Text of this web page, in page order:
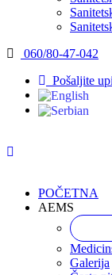
060/80-47-042
Pošaljite
POČETNA
AEMS
Galerija